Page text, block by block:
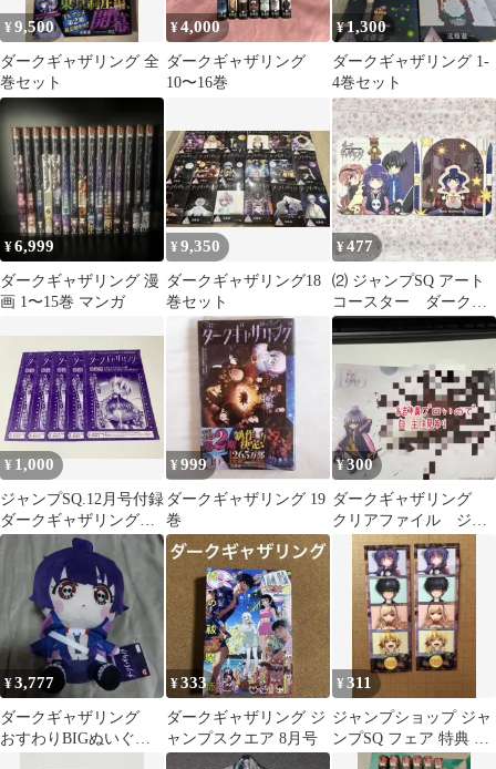
¥9,500
ダークギャザリング 全
巻セット
¥4,000
ダークギャザリング
10〜16巻
¥1,300
ダークギャザリング 1-
4巻セット
¥6,999
ダークギャザリング 漫
画 1〜15巻 マンガ
¥9,350
ダークギャザリング18
巻セット
¥477
⑵ ジャンプSQ アート
コースター ダークギ
ャザリング 2枚セット
¥ 1,000
ジャンプSQ.12月号付録
ダークギャザリングポ
ストカード2枚組5セッ
¥999
ダークギャザリング 19
巻
¥300
ダークギャザリング
クリアファイル ジャ
ンプSQ付録
¥3,777
ダークギャザリング
おすわりBIGぬいぐる
¥333
ダークギャザリング ジ
ャンプスクエア 8月号
¥311
ジャンプショップ ジャ
ンプSQ フェア 特典 ス
テッカー ダークギャザ